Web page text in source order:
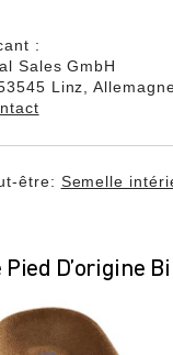
:
Sales GmbH
Linz,
être: Semelle
Pied D’origine